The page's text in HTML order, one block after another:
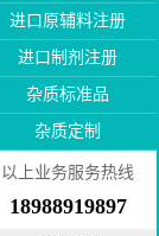
进口原辅料注册
进口制剂注册
杂质标准品
杂质定制
以上业务服务热线
18988919897